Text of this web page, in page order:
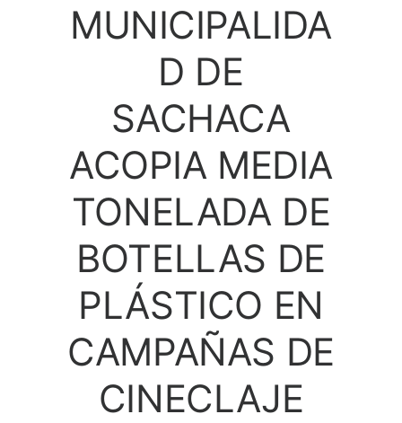
MUNICIPALIDA
D DE
SACHACA
ACOPIA MEDIA
TONELADA DE
BOTELLAS DE
PLÁSTICO EN
CAMPAÑAS DE
CINECLAJE